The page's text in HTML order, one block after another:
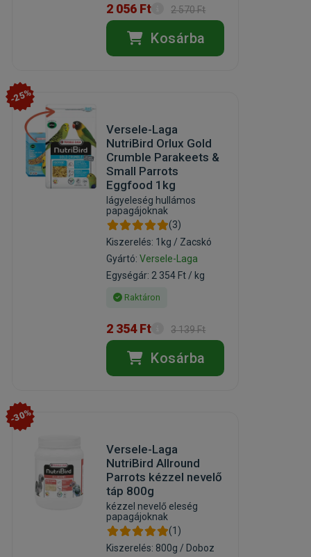
2 056 Ft 2 570 Ft
Kosárba
-25%
Versele-Laga
NutriBird Orlux Gold
Crumble Parakeets &
Small Parrots
Eggfood 1kg
lágyeleség hullámos
papagájoknak
(3)
Kiszerelés: 1kg / Zacskó
Gyártó:Versele-Laga
Egységár: 2 354 Ft / kg
Raktáron
2 354 Ft 3 139 Ft
Kosárba
-30%
Versele-Laga
NutriBird Allround
Parrots kézzel nevelő
táp 800g
kézzel nevelő eleség
papagájoknak
(1)
Kiszerelés: 800g / Doboz